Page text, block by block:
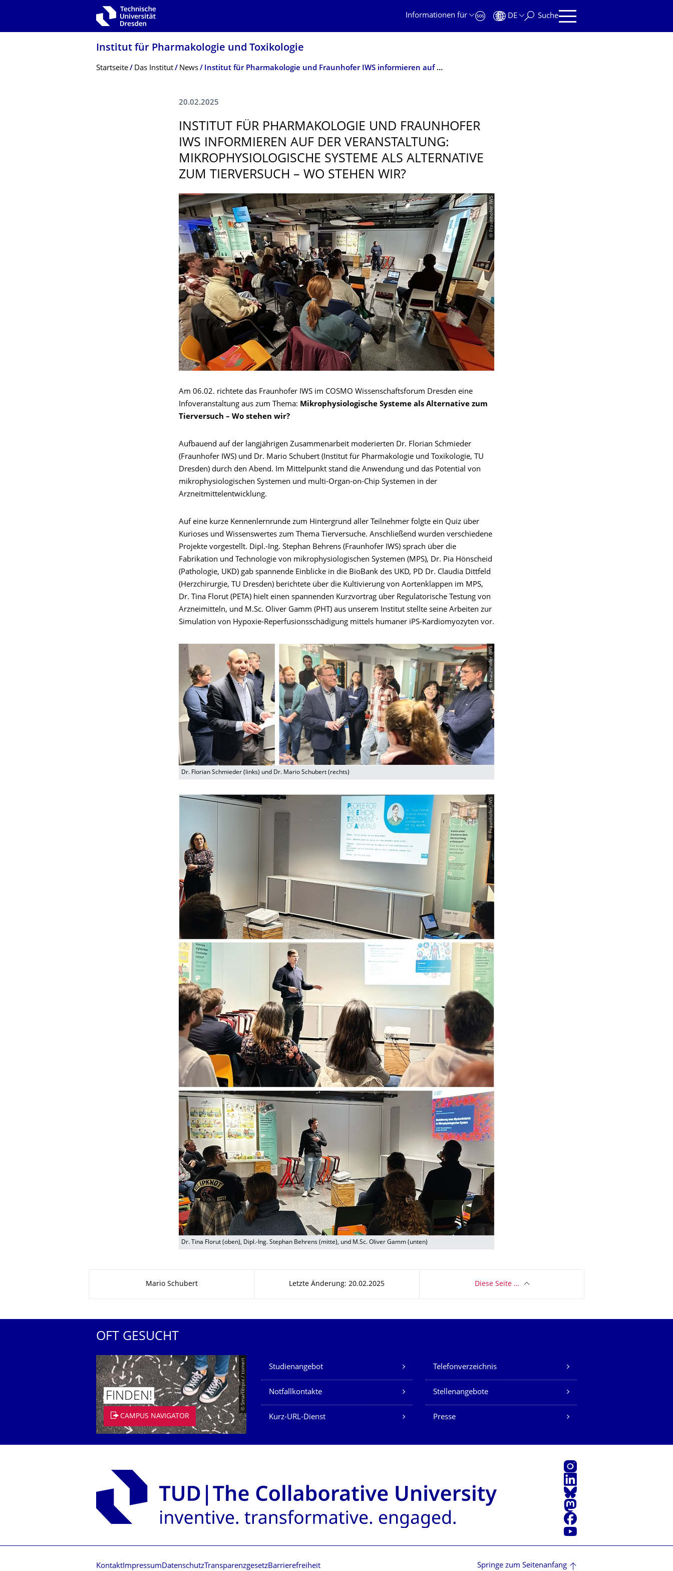
Zur Hauptnavigation springen
Informationen für
DE Suche
Institut für Pharmakologie und Toxikologie
Breadcrumb-Menü
Startseite Das Institut News ­Institut für Pharmakologie und Fraunhofer IWS informieren auf der Veranstaltung: Mikrophysiologische Systeme als Alternative zum Tierversuch – Wo stehen wir?
20.02.2025
­INSTITUT FÜR PHARMAKOLOGIE UND FRAUNHOFER
IWS INFORMIEREN AUF DER VERANSTALTUNG:
MIKROPHYSIOLO­GISCHE SYSTEME ALS ALTERNATIVE
ZUM TIERVERSUCH – WO STEHEN WIR?
© Fraunhofer IWS
Am 06.02. richtete das Fraunhofer IWS im COSMO Wissenschaftsforum Dresden eine
Infoveranstaltung aus zum Thema: Mikrophysiologische Systeme als Alternative zum
Tierversuch – Wo stehen wir?
Aufbauend auf der langjährigen Zusammenarbeit moderierten Dr. Florian Schmieder
(Fraunhofer IWS) und Dr. Mario Schubert (Institut für Pharmakologie und Toxikologie, TU
Dresden) durch den Abend. Im Mittelpunkt stand die Anwendung und das Potential von
mikrophysiologischen Systemen und multi-Organ-on-Chip Systemen in der
Arzneitmittelentwicklung.
Auf eine kurze Kennenlernrunde zum Hintergrund aller Teilnehmer folgte ein Quiz über
Kurioses und Wissenswertes zum Thema Tierversuche. Anschließend wurden verschiedene
Projekte vorgestellt. Dipl.-Ing. Stephan Behrens (Fraunhofer IWS) sprach über die
Fabrikation und Technologie von mikrophysiologischen Systemen (MPS), Dr. Pia Hönscheid
(Pathologie, UKD) gab spannende Einblicke in die BioBank des UKD, PD Dr. Claudia Dittfeld
(Herzchirurgie, TU Dresden) berichtete über die Kultivierung von Aortenklappen im MPS,
Dr. Tina Florut (PETA) hielt einen spannenden Kurzvortrag über Regulatorische Testung von
Arzneimitteln, und M.Sc. Oliver Gamm (PHT) aus unserem Institut stellte seine Arbeiten zur
Simulation von Hypoxie-Reperfusionsschädigung mittels humaner iPS-Kardiomyozyten vor.
© Fraunhofer IWS
Dr. Florian Schmieder (links) und Dr. Mario Schubert (rechts)
© Fraunhofer IWS
Dr. Tina Florut (oben), Dipl.-Ing. Stephan Behrens (mitte), und M.Sc. Oliver Gamm (unten)
Mario Schubert Letzte Änderung: 20.02.2025 Diese Seite …
OFT GESUCHT
© Smarterpix / tomert
FINDEN!
CAMPUS NAVIGATOR
Unsere Dienste
Studienangebot Telefonverzeichnis
Notfallkontakte Stellenangebote
Kurz-URL-Dienst Presse
Instagram
LinkedIn
Bluesky
Mastodon
Facebook
Youtube
Kontakt Impressum DatenschutzTransparenzgesetzBarrierefreiheit Springe zum Seitenanfang